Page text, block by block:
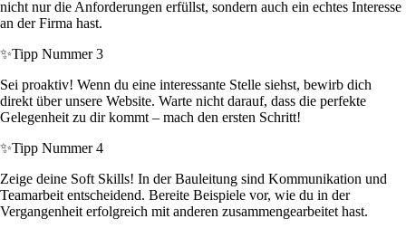
nicht nur die Anforderungen erfüllst, sondern auch ein echtes Interesse
an der Firma hast.
✨Tipp Nummer 3
Sei proaktiv! Wenn du eine interessante Stelle siehst, bewirb dich
direkt über unsere Website. Warte nicht darauf, dass die perfekte
Gelegenheit zu dir kommt – mach den ersten Schritt!
✨Tipp Nummer 4
Zeige deine Soft Skills! In der Bauleitung sind Kommunikation und
Teamarbeit entscheidend. Bereite Beispiele vor, wie du in der
Vergangenheit erfolgreich mit anderen zusammengearbeitet hast.